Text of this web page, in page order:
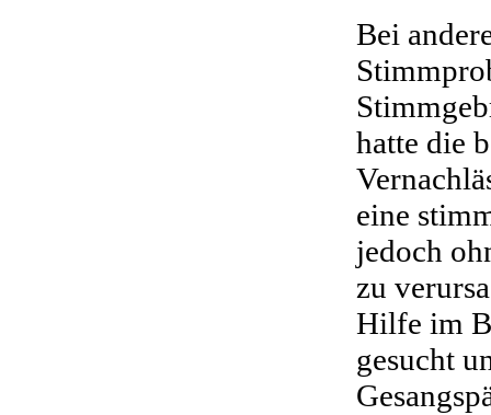
Bei
hatte die
eine
jedoch
zu
Hilfe im
gesucht